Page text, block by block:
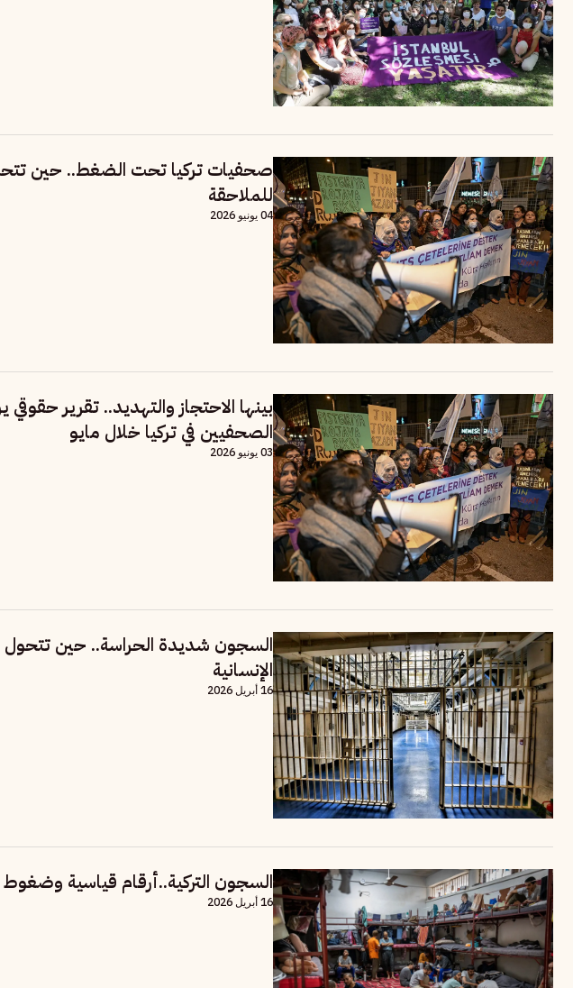
صحفيات تركيا تحت الضغط.. حين
للملاحقة
04 يونيو 2026
بينها الاحتجاز والتهديد.. تقرير
الصحفيين في تركيا خلال مايو
03 يونيو 2026
السجون شديدة الحراسة.. حين تتحول
الإنسانية
16 أبريل 2026
السجون التركية..أرقام قياسية
16 أبريل 2026